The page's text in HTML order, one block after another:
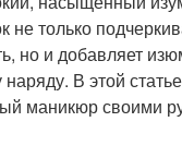
не только
но и добавляет
В этой
маникюр своими